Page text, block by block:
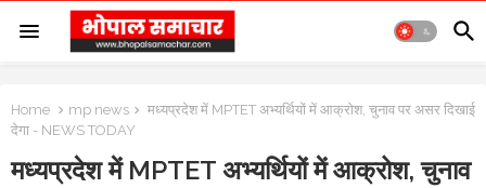
Home mp news
मध्यप्रदेश में MPTET अभ्यर्थियों में आक्रोश, चुनाव पर असर दिखाई
देगा - NEWS TODAY
मध्यप्रदेश में MPTET अभ्यर्थियों में आक्रोश, चुनाव